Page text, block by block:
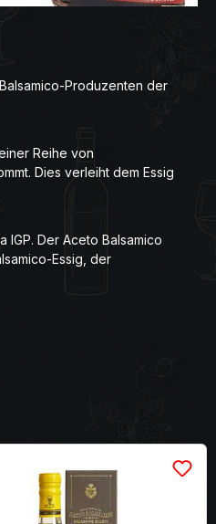
Produzenten der
Reihe von
Dies verleiht dem Essig
Der Aceto Balsamico
Essig, der